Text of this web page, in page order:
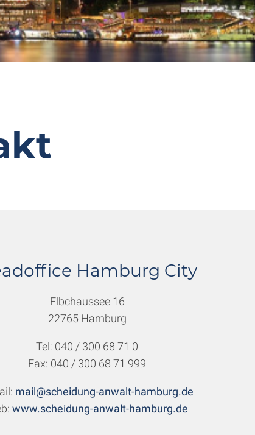
Hamburg City
Elbchaussee 16
22765 Hamburg
Tel: 040 / 300 68 71 0
Fax: 040 / 300 68 71 999
mail@scheidung-anwalt-hamburg.de
www.scheidung-anwalt-hamburg.de